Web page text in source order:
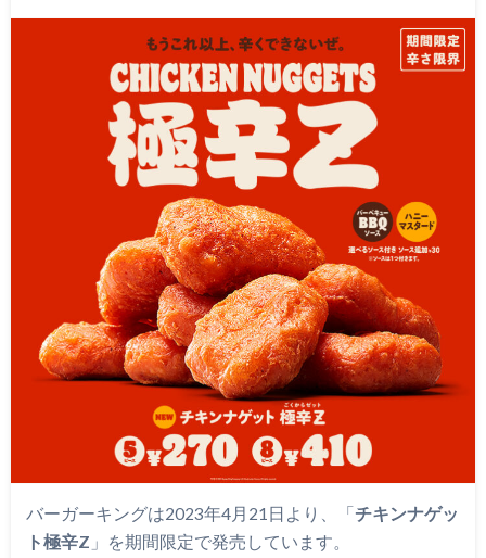
バーガーキングは2023年4月21日より、「チキンナゲッ
ト極辛Z 」を期間限定で発売しています。